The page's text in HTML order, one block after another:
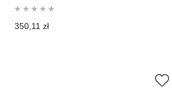
350,11 zł